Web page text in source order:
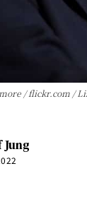
/ flickr.com /
Jung